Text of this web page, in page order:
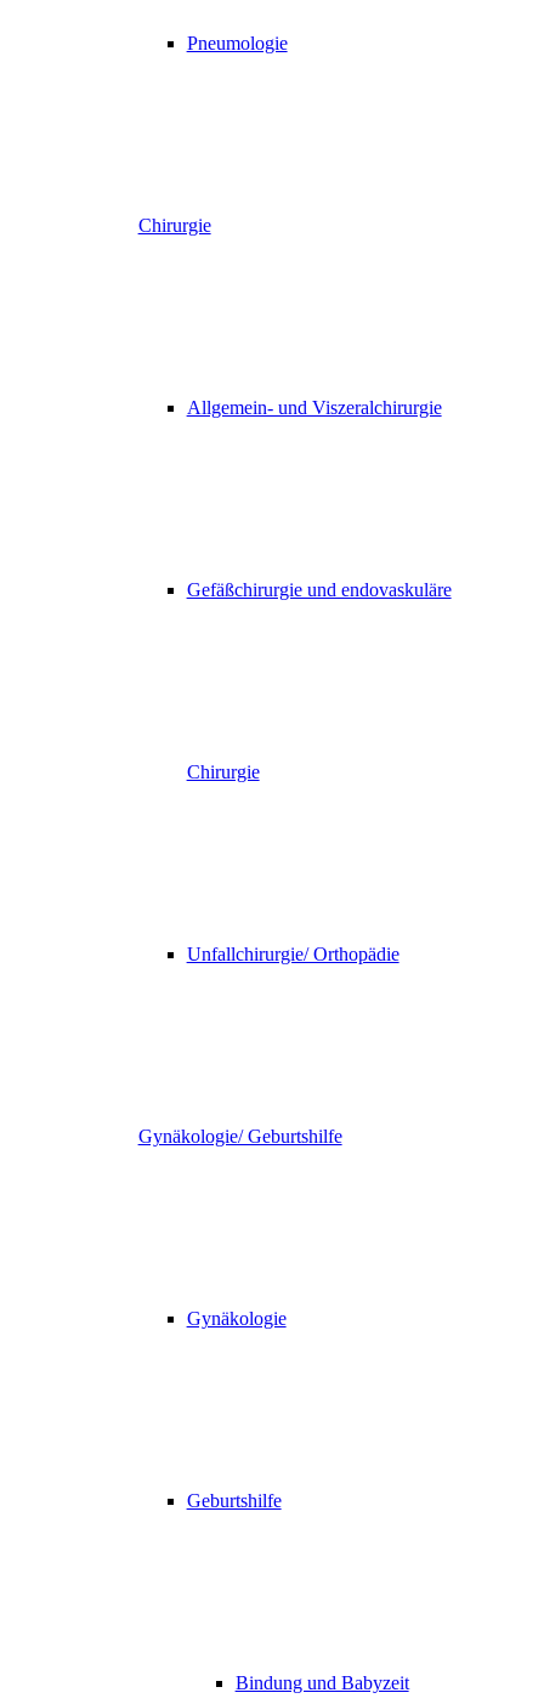
Pneumologie
Chirurgie
Allgemein- und Viszeralchirurgie
Gefäßchirurgie und endovaskuläre
Chirurgie
Unfallchirurgie/ Orthopädie
Gynäkologie/ Geburtshilfe
Gynäkologie
Geburtshilfe
Bindung und Babyzeit